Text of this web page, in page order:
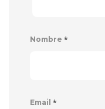
Nombre *
Email *